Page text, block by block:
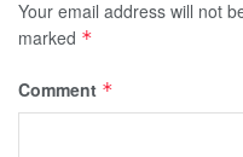
Your email address will not
marked *
Comment *